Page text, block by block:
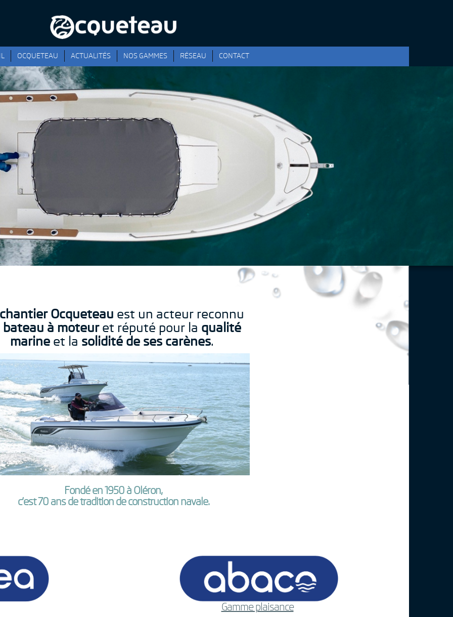
OCQUETEAU ACTUALITÉS NOS GAMMES RÉSEAU CONTACT
Ocqueteau est un acteur reconnu
bateau à moteuret réputé pour la qualité
marineet la solidité de ses carènes.
Fondé en 1950 à Oléron,
c’est 70 ans de tradition de construction navale.
Gamme plaisance